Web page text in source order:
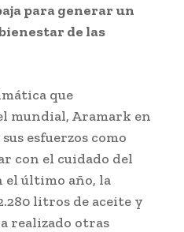
para generar un
de las
que
mundial, Aramark en
esfuerzos como
con el cuidado del
el último año, la
litros de aceite y
realizado otras